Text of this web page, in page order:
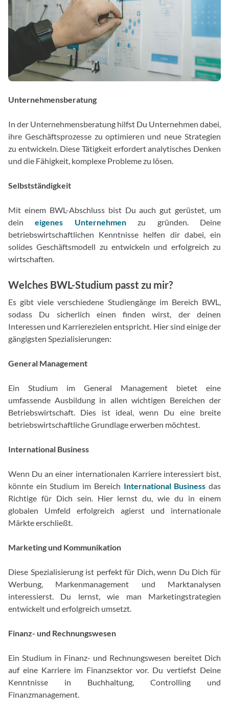
Unternehmensberatung
In der Unternehmensberatung hilfst Du Unternehmen dabei,
ihre Geschäftsprozesse zu optimieren und neue Strategien
zu entwickeln. Diese Tätigkeit erfordert analytisches Denken
und die Fähigkeit, komplexe Probleme zu lösen.
Selbstständigkeit
Mit einem BWL-Abschluss bist Du auch gut gerüstet, um
deineigenes Unternehmenzu gründen. Deine
betriebswirtschaftlichen Kenntnisse helfen dir dabei, ein
solides Geschäftsmodell zu entwickeln und erfolgreich zu
wirtschaften.
Welches BWL-Studium passt zu mir?
Es gibt viele verschiedene Studiengänge im Bereich BWL,
sodass Du sicherlich einen finden wirst, der deinen
Interessen und Karrierezielen entspricht. Hier sind einige der
gängigsten Spezialisierungen:
General Management
Ein Studium im General Management bietet eine
umfassende Ausbildung in allen wichtigen Bereichen der
Betriebswirtschaft. Dies ist ideal, wenn Du eine breite
betriebswirtschaftliche Grundlage erwerben möchtest.
International Business
Wenn Du an einer internationalen Karriere interessiert bist,
könnte ein Studium im Bereich International Business das
Richtige für Dich sein. Hier lernst du, wie du in einem
globalen Umfeld erfolgreich agierst und internationale
Märkte erschließt.
Marketing und Kommunikation
Diese Spezialisierung ist perfekt für Dich, wenn Du Dich für
Werbung, Markenmanagement und Marktanalysen
interessierst. Du lernst, wie man Marketingstrategien
entwickelt und erfolgreich umsetzt.
Finanz- und Rechnungswesen
Ein Studium in Finanz- und Rechnungswesen bereitet Dich
auf eine Karriere im Finanzsektor vor. Du vertiefst Deine
Kenntnisse in Buchhaltung, Controlling und
Finanzmanagement.